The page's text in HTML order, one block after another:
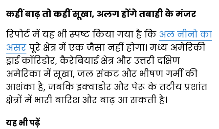
कहीं बाढ़ तो कहीं सूखा, अलग होंगे तबाही के मंजर
रिपोर्ट में यह भी स्पष्ट किया गया है कि अल नीनो का
असर पूरे क्षेत्र में एक जैसा नहीं होगा। मध्य अमेरिकी
ड्राई कॉरिडोर, कैरेबियाई क्षेत्र और उत्तरी दक्षिण
अमेरिका में सूखा, जल संकट और भीषण गर्मी की
आशंका है, जबकि इक्वाडोर और पेरू के तटीय प्रशांत
क्षेत्रों में भारी बारिश और बाढ़ आ सकती है।
यह भी पढ़ें